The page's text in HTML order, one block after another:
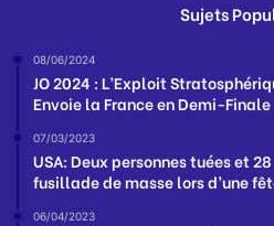
Sujets
08/06/2024
JO 2024 : L’Exploit
Envoie la France en Demi-Finale
07/03/2023
USA: Deux personnes tuées et
fusillade de masse lors d’une
06/04/2023